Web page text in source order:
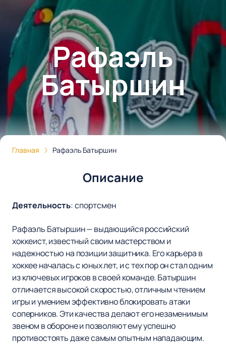
Рафаэль
Батыршин
Главная Рафаэль Батыршин
Описание
Деятельность:спортсмен
Рафаэль Батыршин — выдающийся российский
хоккеист, известный своим мастерством и
надежностью на позиции защитника. Его карьера в
хоккее началась с юных лет, и с тех пор он стал одним
из ключевых игроков в своей команде. Батыршин
отличается высокой скоростью, отличным чтением
игры и умением эффективно блокировать атаки
соперников. Эти качества делают его незаменимым
звеном в обороне и позволяют ему успешно
противостоять даже самым опытным нападающим.